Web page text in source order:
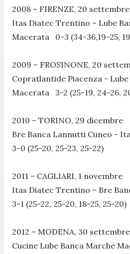
2008 – FIRENZE, 20 settembre
Itas Diatec Trentino – Lube
Macerata 0-3 (34-36,19-25,
2009 – FROSINONE, 20
Copratlantide Piacenza -
Macerata 3-2 (25-19, 24-26,
2010 – TORINO, 29 dicembre
Bre Banca Lannutti Cuneo -
3-0 (25-20, 25-23, 25-22)
2011 – CAGLIARI, 1 novembre
Itas Diatec Trentino – Bre
3-1 (25-22, 25-20, 18-25, 25-20)
2012 – MODENA, 30 settembre
Cucine Lube Banca Marche